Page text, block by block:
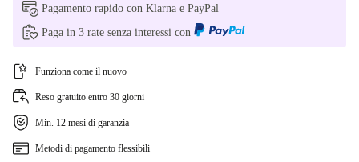
Pagamento rapido con Klarna e PayPal
Paga in 3 rate senza interessi con
Funziona come il nuovo
Reso gratuito entro 30 giorni
Min. 12 mesi di garanzia
Metodi di pagamento flessibili